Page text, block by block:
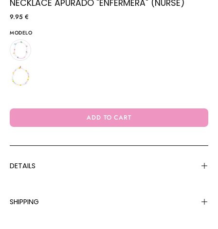
NECKLACE APURADO "ENFERMERA" (NURSE)
9.95 €
MODELO
ADD TO CART
DETAILS
SHIPPING